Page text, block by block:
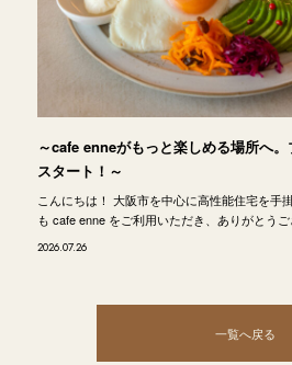
～cafe enneがもっと楽しめる場所へ
スタート！～
こんにちは！ 大阪市を中心に高性能住宅を手
も cafe enne をご利用いただき、ありがとう
2026.07.26
一覧へ戻る